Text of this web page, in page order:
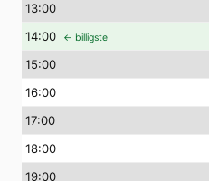
13:00
14:00 ← billigste
15:00
16:00
17:00
18:00
19:00